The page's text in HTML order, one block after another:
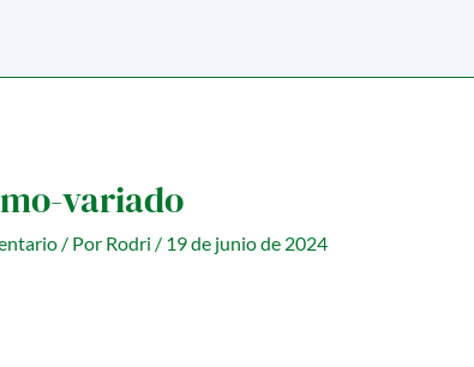
variado
/ Por Rodri / 19 de junio de 2024